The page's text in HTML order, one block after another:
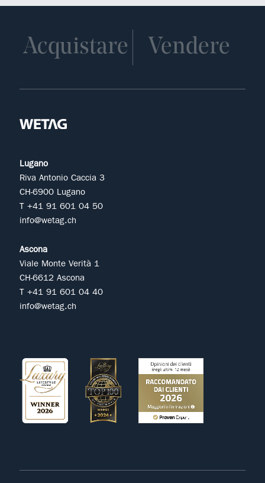
Acquistare Vendere
Lugano
Riva Antonio Caccia 3
CH-6900 Lugano
T +41 91 601 04 50
info@wetag.ch
Ascona
Viale Monte Verità 1
CH-6612 Ascona
T +41 91 601 04 40
info@wetag.ch